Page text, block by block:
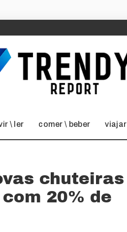
\ ler comer \ beber viajar
chuteiras
20% de